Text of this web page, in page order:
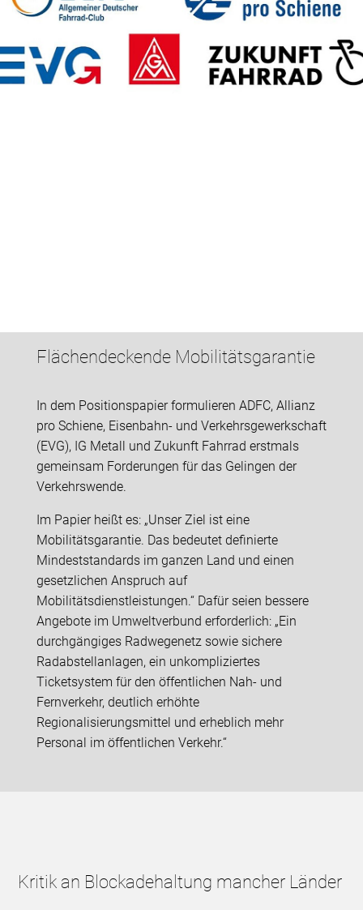
Flächendeckende Mobilitätsgarantie
In dem Positionspapier formulieren ADFC, Allianz
pro Schiene, Eisenbahn- und Verkehrsgewerkschaft
(EVG), IG Metall und Zukunft Fahrrad erstmals
gemeinsam Forderungen für das Gelingen der
Verkehrswende.
Im Papier heißt es: „Unser Ziel ist eine
Mobilitätsgarantie. Das bedeutet definierte
Mindeststandards im ganzen Land und einen
gesetzlichen Anspruch auf
Mobilitätsdienstleistungen.“ Dafür seien bessere
Angebote im Umweltverbund erforderlich: „Ein
durchgängiges Radwegenetz sowie sichere
Radabstellanlagen, ein unkompliziertes
Ticketsystem für den öffentlichen Nah- und
Fernverkehr, deutlich erhöhte
Regionalisierungsmittel und erheblich mehr
Personal im öffentlichen Verkehr.“
Kritik an Blockadehaltung mancher Länder